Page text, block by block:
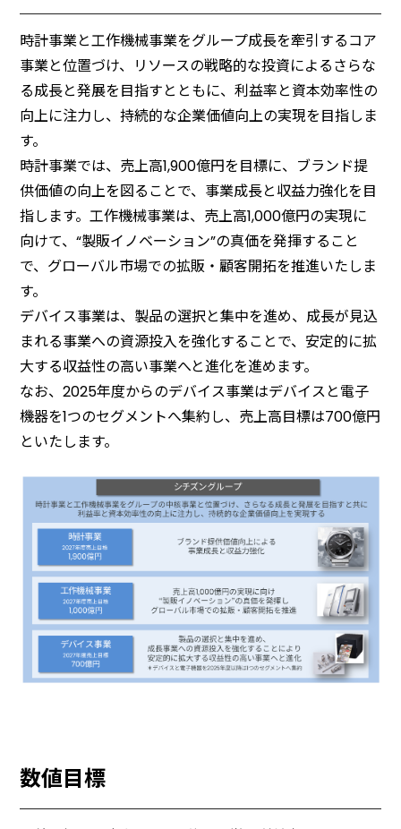
時計事業と工作機械事業をグループ成⾧を牽引するコア
事業と位置づけ、リソースの戦略的な投資によるさらな
る成⾧と発展を目指すとともに、利益率と資本効率性の
向上に注力し、持続的な企業価値向上の実現を目指しま
す。
時計事業では、売上高1,900億円を目標に、ブランド提
供価値の向上を図ることで、事業成⾧と収益力強化を目
指します。工作機械事業は、売上高1,000億円の実現に
向けて、“製販イノベーション”の真価を発揮すること
で、グローバル市場での拡販・顧客開拓を推進いたしま
す。
デバイス事業は、製品の選択と集中を進め、成⾧が見込
まれる事業への資源投入を強化することで、安定的に拡
大する収益性の高い事業へと進化を進めます。
なお、2025年度からのデバイス事業はデバイスと電子
機器を1つのセグメントへ集約し、売上高目標は700億円
といたします。
数値目標